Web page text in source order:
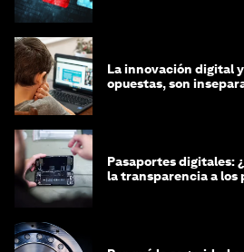
La innovación digital
opuestas, son
Pasaportes digitales:
la transparencia a los